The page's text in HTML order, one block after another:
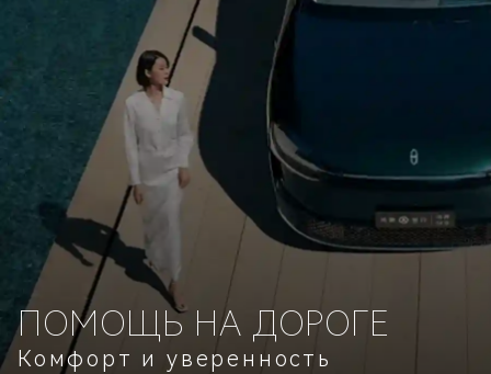
ПОМОЩЬ НА ДОРОГЕ
Комфорт и уверенность